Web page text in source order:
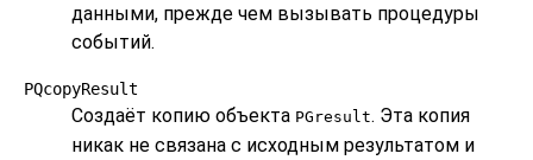
данными, прежде чем вызывать процедуры
событий.
PQcopyResult
Создаёт копию объекта PGresult. Эта копия
никак не связана с исходным результатом и